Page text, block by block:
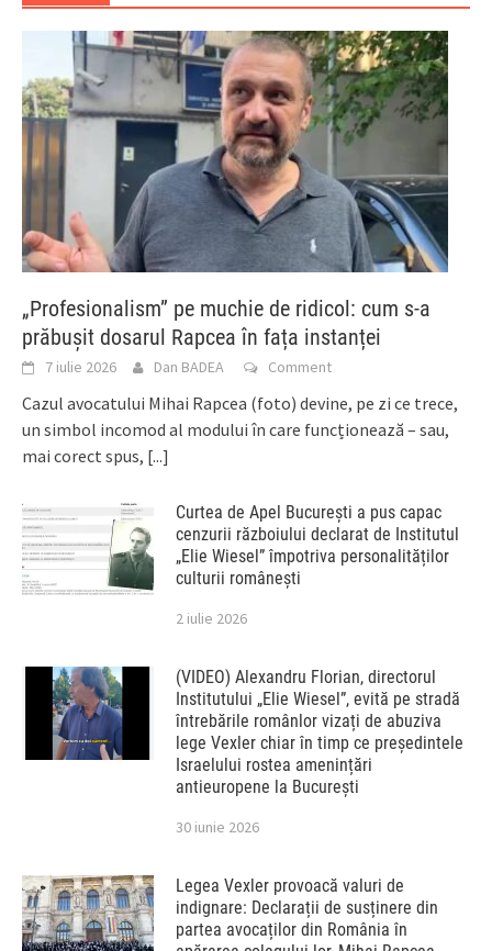
„Profesionalism” pe muchie de ridicol: cum s-a
prăbușit dosarul Rapcea în fața instanței
7 iulie 2026 Dan BADEA Comment
Cazul avocatului Mihai Rapcea (foto) devine, pe zi ce trece,
un simbol incomod al modului în care funcționează – sau,
mai corect spus, [...]
Curtea de Apel București a pus capac
cenzurii războiului declarat de Institutul
„Elie Wiesel” împotriva personalităților
culturii românești
2 iulie 2026
(VIDEO) Alexandru Florian, directorul
Institutului „Elie Wiesel”, evită pe stradă
întrebările românlor vizați de abuziva
lege Vexler chiar în timp ce președintele
Israelului rostea amenințări
antieuropene la București
30 iunie 2026
Legea Vexler provoacă valuri de
indignare: Declarații de susținere din
partea avocaților din România în